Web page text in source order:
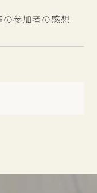
参加者の感想